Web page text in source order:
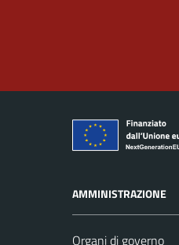
AMMINISTRAZIONE
Organi di governo